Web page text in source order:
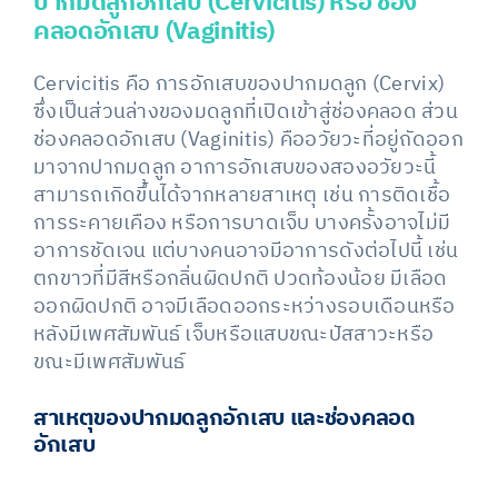
คลอดอักเสบ (Vaginitis)
Cervicitis คือ การอักเสบของปากมดลูก (Cervix)
ซึ่งเป็นส่วนล่างของมดลูกที่เปิดเข้าสู่ช่องคลอด ส่วน
ช่องคลอดอักเสบ (Vaginitis) คืออวัยวะที่อยู่ถัดออก
มาจากปากมดลูก อาการอักเสบของสองอวัยวะนี้
สามารถเกิดขึ้นได้จากหลายสาเหตุ เช่น การติดเชื้อ
การระคายเคือง หรือการบาดเจ็บ บางครั้งอาจไม่มี
อาการชัดเจน แต่บางคนอาจมีอาการดังต่อไปนี้ เช่น
ตกขาวที่มีสีหรือกลิ่นผิดปกติ ปวดท้องน้อย มีเลือด
ออกผิดปกติ อาจมีเลือดออกระหว่างรอบเดือนหรือ
หลังมีเพศสัมพันธ์ เจ็บหรือแสบขณะปัสสาวะหรือ
ขณะมีเพศสัมพันธ์
สาเหตุของปากมดลูกอักเสบ และช่องคลอด
อักเสบ